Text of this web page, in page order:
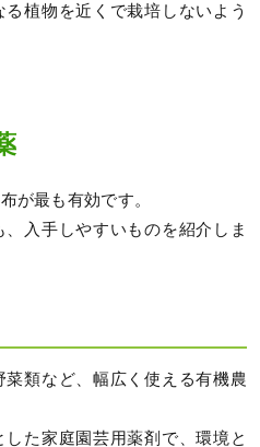
植物を近くで栽培しないよう
が最も有効です。
入手しやすいものを紹介しま
類など、幅広く使える有機農
た家庭園芸用薬剤で、環境と